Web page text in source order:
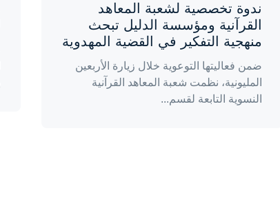
ندوة تخصصية لشعبة المعاهد
القرآنية ومؤسسة الدليل تبحث
منهجية التفكير في القضية المهدوية
ضمن فعاليتها التوعوية خلال زيارة الأربعين
المليونية، نظمت شعبة المعاهد القرآنية
النسوية التابعة لقسم...